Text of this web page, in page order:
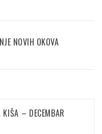
NOVIH OKOVA
– DECEMBAR